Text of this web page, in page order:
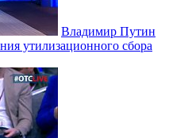
Владимир Путин
утилизационного сбора